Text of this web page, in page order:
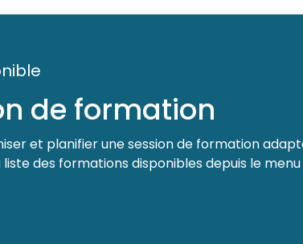
de formation
et planifier une session de formation
des formations disponibles depuis le